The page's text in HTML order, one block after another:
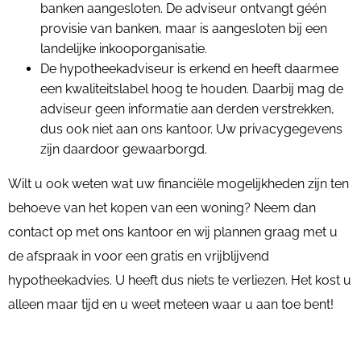
banken aangesloten. De adviseur ontvangt géén
provisie van banken, maar is aangesloten bij een
landelijke inkooporganisatie.
De hypotheekadviseur is erkend en heeft daarmee
een kwaliteitslabel hoog te houden. Daarbij mag de
adviseur geen informatie aan derden verstrekken,
dus ook niet aan ons kantoor. Uw privacygegevens
zijn daardoor gewaarborgd.
Wilt u ook weten wat uw financiële mogelijkheden zijn ten
behoeve van het kopen van een woning? Neem dan
contact op met ons kantoor en wij plannen graag met u
de afspraak in voor een gratis en vrijblijvend
hypotheekadvies. U heeft dus niets te verliezen. Het kost u
alleen maar tijd en u weet meteen waar u aan toe bent!